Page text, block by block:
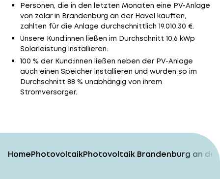
Personen, die in den letzten Monaten eine PV-Anlage
von zolar in Brandenburg an der Havel kauften,
zahlten für die Anlage durchschnittlich 19.010,30 €.
Unsere Kund:innen ließen im Durchschnitt 10,6 kWp
Solarleistung installieren.
100 % der Kund:innen ließen neben der PV-Anlage
auch einen Speicher installieren und wurden so im
Durchschnitt 88 % unabhängig von ihrem
Stromversorger.
HomePhotovoltaikPhotovoltaik Brandenburg an